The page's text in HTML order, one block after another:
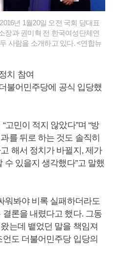
년 1월20일 오전 국회 당대표
장과 권미혁 전 한국여성단체연
사람을 소개하고 있다. <연합뉴
치 참여
불어민주당에 공식 입당했
고민이 적지 않았다”며 “방
를 뒤로 하는 것도 솔직히
해서 정치가 바뀔지, 제가
있을지 생각했다”고 말했
워봐야 비록 실패하더라도
론을 내렸다고 했다. 그동
는데 뱉었던 말을 책임져
도 더불어민주당 입당의